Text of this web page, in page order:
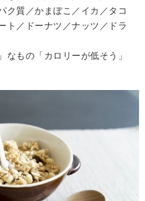
ク質／かまぼこ／イカ／タコ
ト／ドーナツ／ナッツ／ドラ
なもの「カロリーが低そう」